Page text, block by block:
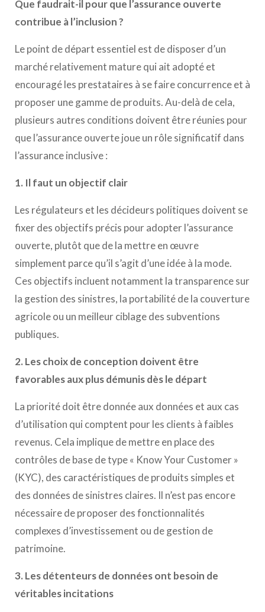
Que faudrait-il pour que l’assurance ouverte
contribue à l’inclusion ?
Le point de départ essentiel est de disposer d’un
marché relativement mature qui ait adopté et
encouragé les prestataires à se faire concurrence et à
proposer une gamme de produits. Au-delà de cela,
plusieurs autres conditions doivent être réunies pour
que l’assurance ouverte joue un rôle significatif dans
l’assurance inclusive :
1. Il faut un objectif clair
Les régulateurs et les décideurs politiques doivent se
fixer des objectifs précis pour adopter l’assurance
ouverte, plutôt que de la mettre en œuvre
simplement parce qu’il s’agit d’une idée à la mode.
Ces objectifs incluent notamment la transparence sur
la gestion des sinistres, la portabilité de la couverture
agricole ou un meilleur ciblage des subventions
publiques.
2. Les choix de conception doivent être
favorables aux plus démunis dès le départ
La priorité doit être donnée aux données et aux cas
d’utilisation qui comptent pour les clients à faibles
revenus. Cela implique de mettre en place des
contrôles de base de type « Know Your Customer »
(KYC), des caractéristiques de produits simples et
des données de sinistres claires. Il n’est pas encore
nécessaire de proposer des fonctionnalités
complexes d’investissement ou de gestion de
patrimoine.
3. Les détenteurs de données ont besoin de
véritables incitations